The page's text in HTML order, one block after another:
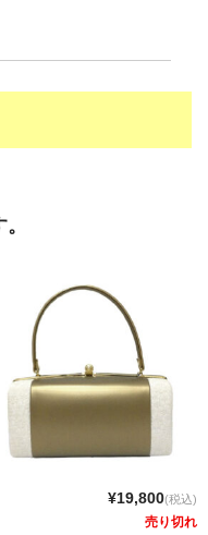
¥19,800(税込)
売り切れ